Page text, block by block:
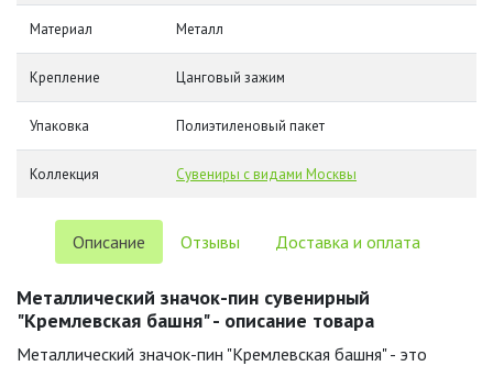
Материал Металл
Крепление Цанговый зажим
Упаковка Полиэтиленовый пакет
Коллекция Сувениры с видами Москвы
Описание Отзывы Доставка и оплата
Металлический значок-пин сувенирный
"Кремлевская башня" - описание товара
Металлический значок-пин "Кремлевская башня" - это